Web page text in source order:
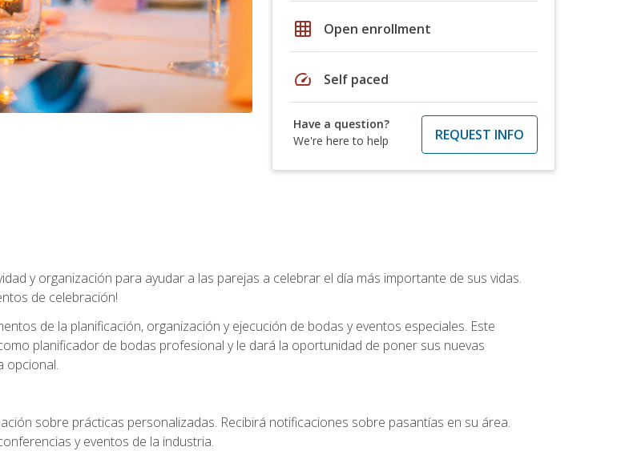
grid_on Open enrollment
speed Self paced
Have a question?
We're here to help
REQUEST INFO
y organización para ayudar a las parejas a celebrar el día más importante de sus vidas.
de celebración!
de la planificación, organización y ejecución de bodas y eventos especiales. Este
planificador de bodas profesional y le dará la oportunidad de poner sus nuevas
opcional.
sobre prácticas personalizadas. Recibirá notificaciones sobre pasantías en su área.
y eventos de la industria.